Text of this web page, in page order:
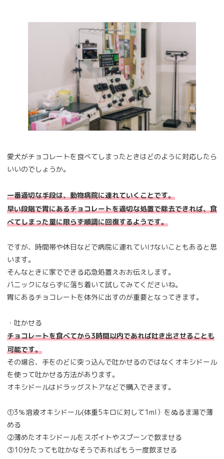
愛犬がチョコレートを食べてしまったときはどのように対応したら
いいのでしょうか。
一番適切な手段は、動物病院に連れていくことです。
早い段階で胃にあるチョコレートを適切な処置で除去できれば、食
べてしまった量に限らず順調に回復するようです。
ですが、時間帯や休日などで病院に連れていけないこともあると思
います。
そんなときに家でできる応急処置えおお伝えします。
パニックにならずに落ち着いて試してみてくださいね。
胃にあるチョコレートを体外に出すのが重要となってきます。
・吐かせる
チョコレートを食べてから3時間以内であれば吐き出させることも
可能です。
その場合、手をのどに突っ込んで吐かせるのではなくオキシドール
を使って吐かせる方法があります。
オキシドールはドラッグストアなどで購入できます。
①3％溶液オキシドール(体重5キロに対して1ml）をぬるま湯で薄
める
②薄めたオキシドールをスポイトやスプーンで飲ませる
③10分たっても吐かなそうであればもう一度飲ませる